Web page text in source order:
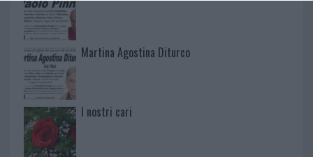
Martina Agostina Diturco
I nostri cari